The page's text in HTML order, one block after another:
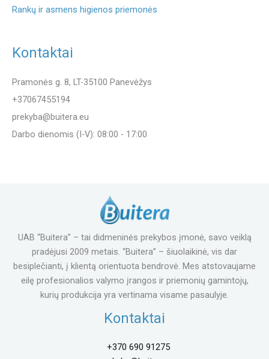
Rankų ir asmens higienos priemonės
Kontaktai
Pramonės g. 8, LT-35100 Panevėžys
+37067455194
prekyba@buitera.eu
Darbo dienomis (I-V): 08:00 - 17:00
UAB “Buitera” – tai didmeninės prekybos įmonė, savo veiklą
pradėjusi 2009 metais. “Buitera” – šiuolaikinė, vis dar
besiplečianti, į klientą orientuota bendrovė. Mes atstovaujame
eilę profesionalios valymo įrangos ir priemonių gamintojų,
kurių produkcija yra vertinama visame pasaulyje.
Kontaktai
+370 690 91275